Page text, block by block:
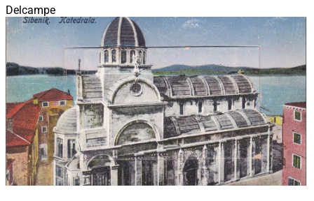
Delcampe